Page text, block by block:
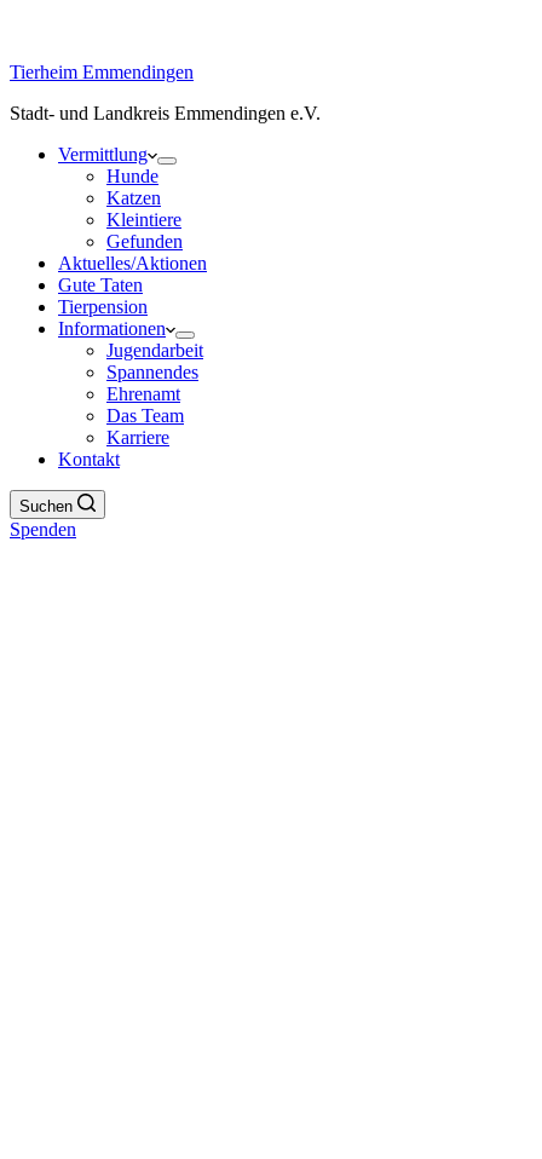
Tierheim Emmendingen
Stadt- und Landkreis Emmendingen e.V.
Vermittlung
Hunde
Katzen
Kleintiere
Gefunden
Aktuelles/Aktionen
Gute Taten
Tierpension
Informationen
Jugendarbeit
Spannendes
Ehrenamt
Das Team
Karriere
Kontakt
Suchen
Spenden